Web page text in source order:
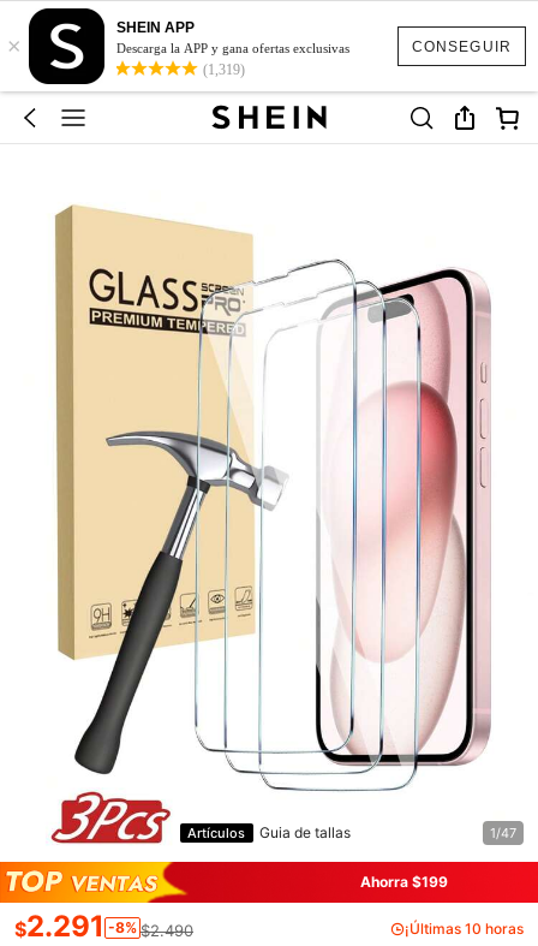
CONSEGUIR
×
SHEIN APP
Descarga la APP y gana ofertas exclusivas
(1,319)
Artículos Guia de tallas 1/47
Ahorra $199
$2.291 -8% $2.490 ¡Últimas 10 horas